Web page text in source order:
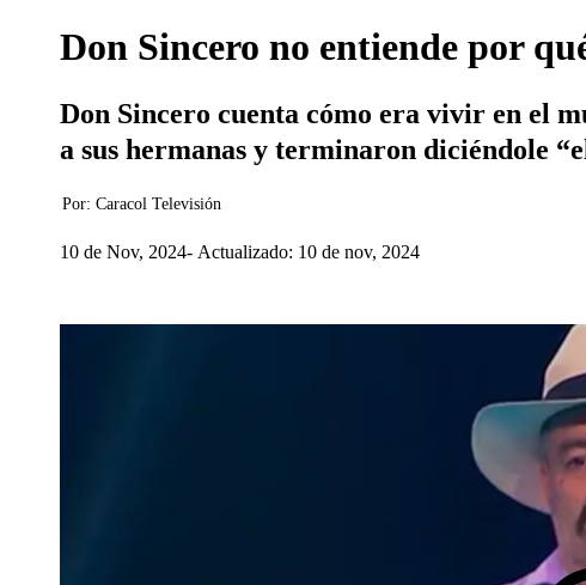
Don Sincero no entiende por
Don Sincero cuenta cómo era vivir en el
a sus hermanas y terminaron diciéndole
Por: Caracol Televisión
10 de Nov, 2024 Actualizado: 10 de nov, 2024